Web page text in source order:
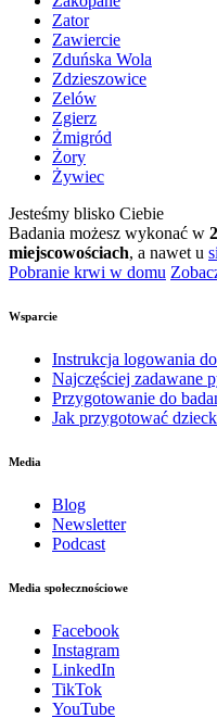
Zator
Zawiercie
Zduńska Wola
Zdzieszowice
Zelów
Zgierz
Żmigród
Żory
Żywiec
Jesteśmy blisko Ciebie
Badania możesz wykonać w
miejscowościach, a nawet u
Pobranie krwi w domu
Wsparcie
Instrukcja logowania
Najczęściej zadawane
Przygotowanie do
Jak przygotować
Media
Blog
Newsletter
Podcast
Media społecznościowe
Facebook
Instagram
LinkedIn
TikTok
YouTube